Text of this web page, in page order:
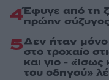
4Έφυγε από τη
πρώην
5Δεν ήταν
στο τροχαίο
και γιο -
του οδηγού»